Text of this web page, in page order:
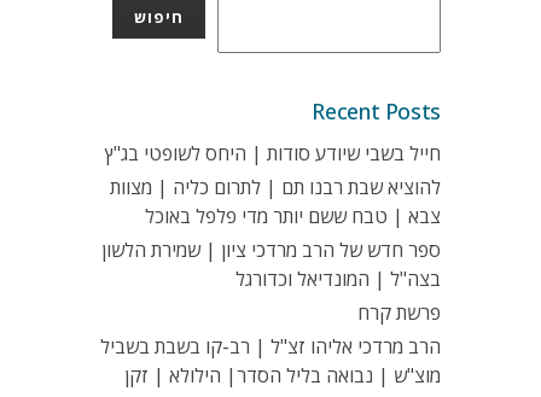
חיפוש
Recent Posts
חייל בשבי שיודע סודות | היחס לשופטי בג"ץ
להוציא שבת רבנו תם | לתרום כליה | מצוות
צבא | טבח ששם יותר מדי פלפל באוכל
ספר חדש של הרב מרדכי ציון | שמירת הלשון
בצה"ל | המונדיאל וכדורגל
פרשת קרח
הרב מרדכי אליהו זצ"ל | רב-קו בשבת בשביל
מוצ"ש | נבואה בליל הסדר| הילולא | זקן